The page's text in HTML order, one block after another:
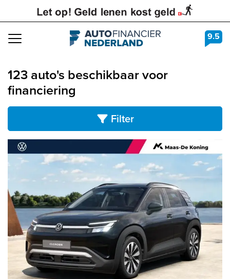
Navigation 9.5
123 auto's beschikbaar voor
financiering
Filter